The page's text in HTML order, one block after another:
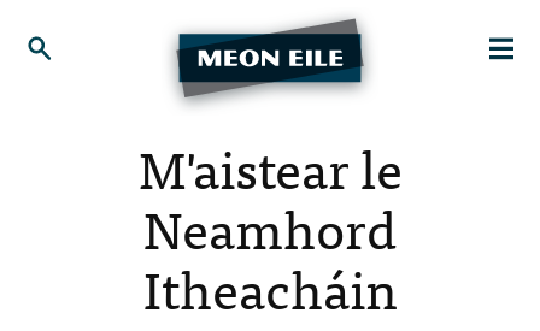
M'aistear le
Neamhord
Itheacháin